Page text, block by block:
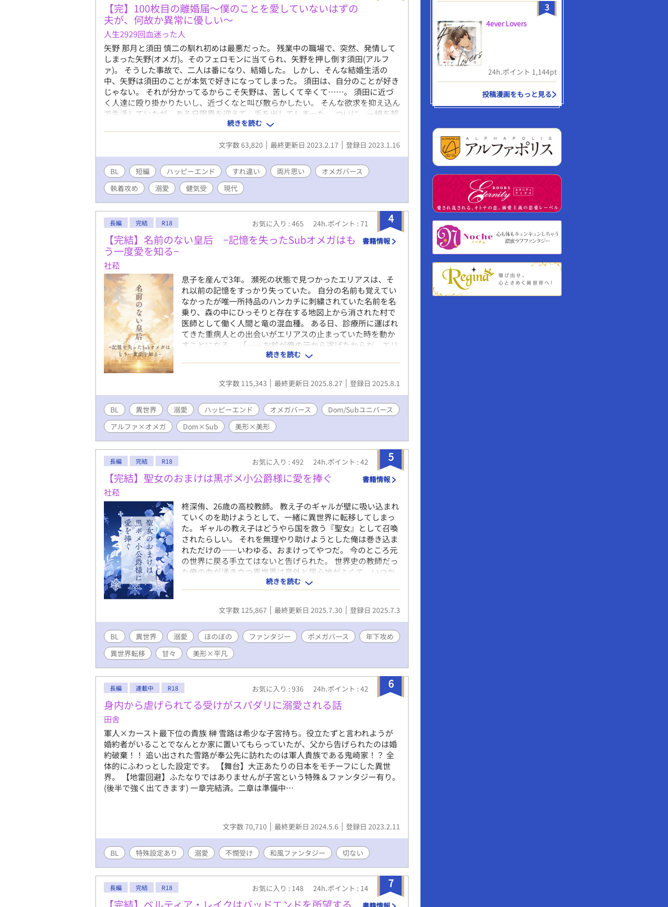
【完】100枚目の離婚届～僕のことを愛していないはずの
夫が、何故か異常に優しい～
人生2929回血迷った人
矢野 那月と須田 慎二の馴れ初めは最悪だった。 残業中の職場で、突然、発情して
しまった矢野(オメガ)。そのフェロモンに当てられ、矢野を押し倒す須田(アルフ
ァ)。 そうした事故で、二人は番になり、結婚した。 しかし、そんな結婚生活の
中、矢野は須田のことが本気で好きになってしまった。 須田は、自分のことが好き
じゃない。 それが分かってるからこそ矢野は、苦しくて辛くて……。 須田に近づ
く人達に殴り掛かりたいし、近づくなと叫び散らかしたい。 そんな欲求を抑え込ん
で生活していたが、ある日限界を迎えて、手を出してしまった。 ついに、一線を超
えてしまった。 帰宅した矢野は、震える手で離婚届を記入していた。 ※本編完結
※特殊設定あります ※Twitterやってます☆(@mutsunenovel)
続きを読む
文字数 63,820 最終更新日 2023.2.17 登録日 2023.1.16
BL 短編 ハッピーエンド すれ違い 両片思い
オメガバース
執着攻め
溺愛 健気受 現代
4
長編 完結 R18 お気に入り : 465 24h.ポイント : 71
【完結】名前のない皇后 −記憶を失ったSubオメガはも
う一度愛を知る−
社菘
書籍情報
息子を産んで3年。 瀕死の状態で見つかったエリアスは、そ
れ以前の記憶をすっかり失っていた。 自分の名前も覚えてい
なかったが唯一所持品のハンカチに刺繍されていた名前を名
乗り、森の中にひっそりと存在する地図上から消された村で
医師として働く人間と竜の混血種。 ある日、診療所に運ばれ
てきた重病人との出会いがエリアスの止まっていた時を動か
すことになる。 「――お前が俺の元から逃げたからだ、エリ
アス！」 「本当に、本当になにも覚えていないんだっ！」
「ととさま、かかさまをいじめちゃメッ！」 破滅を歩む純白
竜の皇帝《Domアルファ》× 記憶がない混血竜《Subオメ
ガ》 「俺の皇后……」 ――前の俺？それとも、今の俺？ 俺
バース特殊設定あり（かなり好き勝手に詳細設定をしていま
す） ※本作では第二性→オメガバース、第三性（稀）→ドム
サブユニバース、二つをまとめてSubオメガ、などの総称に
しています ※作中のセリフで「〈〉」この中のセリフはコマ
ンドになります。読みやすいよう、コマンドは英語表記では
なく、本作では言葉として表記しています ※性的な描写があ
る話数に＊をつけています ✧毎日7時40分＋17時40分に更新
予定✧ ✧お気に入り登録・各話♡・エール📣作者大歓喜しま
続きを読む
文字数 115,343 最終更新日 2025.8.27 登録日 2025.8.1
BL 異世界 溺愛 ハッピーエンド オメガバース
Dom/Subユニバース
アルファ×オメガ
Dom×Sub 美形×美形
5
長編 完結 R18 お気に入り : 492 24h.ポイント : 42
【完結】聖女のおまけは黒ポメ小公爵様に愛を捧ぐ
社菘
書籍情報
柊深侑、26歳の高校教師。 教え子のギャルが壁に吸い込まれ
ていくのを助けようとして、一緒に異世界に転移してしまっ
た。 ギャルの教え子はどうやら国を救う『聖女』として召喚
されたらしい。 それを無理やり助けようとした俺は巻き込ま
れただけの――いわゆる、おまけってやつだ。 今のところ元
の世界に戻る手立てはないと告げられた。 世界史の教師だっ
た俺の血が湧き立つ異世界は意外と居心地がよくて、いつか
田舎に引っ越してスローライフを楽しむ老後もアリだなと思
っていた。 のに！ 「みーたん、絶対離れないって約束し
て！」 「ミユはいま僕の先生だろ。よそ見するな」 「私のマ
スターになってください、ミユ。ストレスが溜まったらポメ
か？」 やることリスト▼ ①ギャル聖女のメンタルケア ②手
がつけられない王子様の教育係（しかもなんか時々大人化す
る生意気な12歳） ③ストレス限界突破したらポメ化する小公
爵様を甘やかすマスター業務（手がかかる22歳） ――おい、
誰だ？ 聖女のおまけ様も国の保護対象だから悠々自適に生活
できますよって言った奴。 俺のスローライフ計画どこいっ
た！！！！ 「可愛い可愛いと言って抱いていた私に抱かれ
て……今どんな気分ですか、センセイ？」 聖女のおまけなの
メガバース特殊設定あり（かなり好き勝手に詳細設定をして
います） ※攻めがポメ化しますので注意 ※一応記載ですがポ
メ状態での性描写はありません ※第２章後半からほぼ甘々描
写があるので、性描写がある話数にのみ＊をつけています ✧
毎日8時・18時更新予定✧ ✧お気に入り登録・各話♡・エー
ル📣作者大歓喜します✧ ✧ムーンライトノベルズでも連載中
続きを読む
文字数 125,867 最終更新日 2025.7.30 登録日 2025.7.3
BL 異世界 溺愛 ほのぼの ファンタジー ポメガバース
年下攻め
異世界転移
甘々 美形×平凡
6
長編 連載中 R18 お気に入り : 936 24h.ポイント : 42
身内から虐げられてる受けがスパダリに溺愛される話
田舎
軍人×カースト最下位の貴族 榊 雪路は希少な子宮持ち。役立たずと言われようが
婚約者がいることでなんとか家に置いてもらっていたが、父から告げられたのは婚
約破棄！！ 追い出された雪路が奉公先に訪れたのは軍人貴族である鬼崎家！？ 全
体的にふわっとした設定です。 【舞台】大正あたりの日本をモチーフにした異世
界。 【地雷回避】ふたなりではありませんが子宮という特殊＆ファンタジー有り。
(後半で強く出てきます) 一章完結済。二章は準備中…
文字数 70,710 最終更新日 2024.5.6 登録日 2023.2.11
BL 特殊設定あり 溺愛 不憫受け 和風ファンタジー 切ない
7
長編 完結 R18 お気に入り : 148 24h.ポイント : 14
【完結】ベルティア・レイクはバッドエンドを所望する
3
4ever Lovers
24h.ポイント 1,144pt
投稿漫画をもっと見る